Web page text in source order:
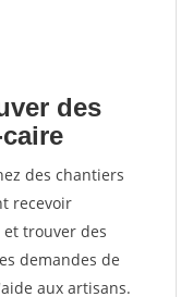
des
des chantiers
recevoir
trouver des
demandes de
aux artisans.